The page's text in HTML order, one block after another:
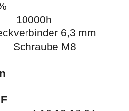
10000h
6,3 mm
Schraube M8